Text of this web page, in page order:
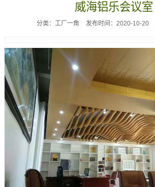
威海铝乐会议室
分类：工厂一角 发布时间：2020-10-20